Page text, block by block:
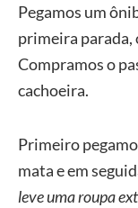
Pegamos um
primeira parada,
Compramos o
cachoeira.
Primeiro
mata e em
leve uma roupa